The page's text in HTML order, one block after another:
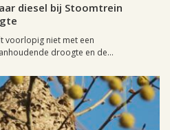
diesel bij Stoomtrein
voorlopig niet met een
droogte en de...